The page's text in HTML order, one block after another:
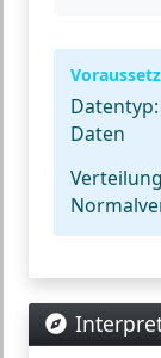
Datentyp:
Daten